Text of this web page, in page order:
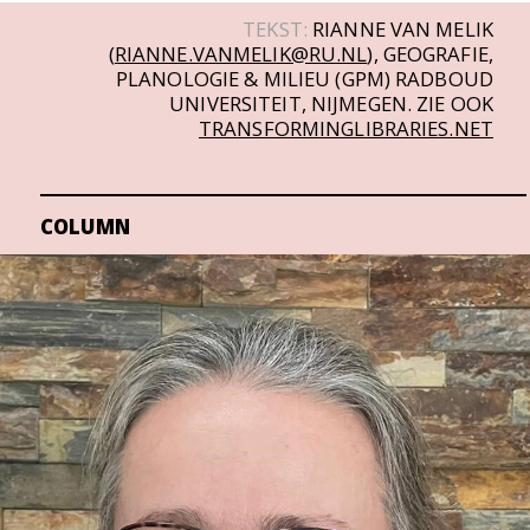
TEKST: RIANNE VAN MELIK
(RIANNE.VANMELIK@RU.NL), GEOGRAFIE,
PLANOLOGIE & MILIEU (GPM) RADBOUD
UNIVERSITEIT, NIJMEGEN. ZIE OOK
TRANSFORMINGLIBRARIES.NET
COLUMN